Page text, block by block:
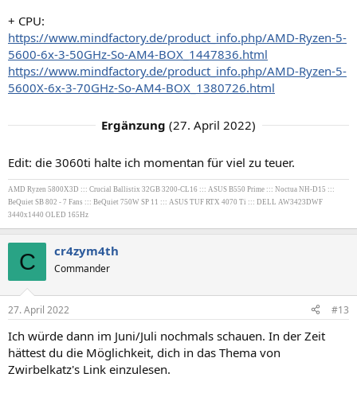
+ CPU:
https://www.mindfactory.de/product_info.php/AMD-Ryzen-5-
5600-6x-3-50GHz-So-AM4-BOX_1447836.html
https://www.mindfactory.de/product_info.php/AMD-Ryzen-5-
5600X-6x-3-70GHz-So-AM4-BOX_1380726.html
Ergänzung (27. April 2022)
Edit: die 3060ti halte ich momentan für viel zu teuer.
AMD Ryzen 5800X3D ::: Crucial Ballistix 32GB 3200-CL16 ::: ASUS B550 Prime ::: Noctua NH-D15 :::
BeQuiet SB 802 - 7 Fans ::: BeQuiet 750W SP 11 ::: ASUS TUF RTX 4070 Ti ::: DELL AW3423DWF
3440x1440 OLED 165Hz
C cr4zym4th
Commander
27. April 2022 #13
Ich würde dann im Juni/Juli nochmals schauen. In der Zeit
hättest du die Möglichkeit, dich in das Thema von
Zwirbelkatz's Link einzulesen.